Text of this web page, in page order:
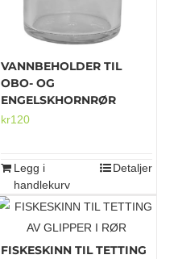
VANNBEHOLDER TIL
OBO- OG
ENGELSKHORNRØR
kr120
Legg i
handlekurv
Detaljer
FISKESKINN TIL TETTING